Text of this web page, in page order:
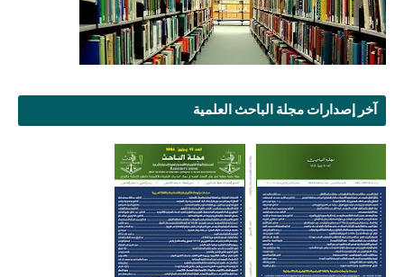
آخر إصدارات مجلة الباحث العلمية